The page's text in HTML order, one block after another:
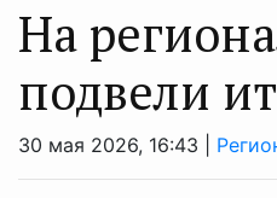
На
подвели
30 мая 2026, 16:43 |